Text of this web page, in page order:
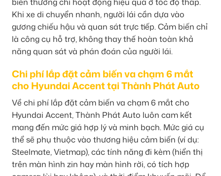
Khi xe di chuyển nhanh, người lái cần dựa vào
gương chiếu hậu và quan sát trực tiếp. Cảm biến chỉ
là công cụ hỗ trợ, không thay thế hoàn toàn khả
năng quan sát và phán đoán của người lái.
Chi phí lắp đặt cảm biến va chạm 6 mắt
cho Hyundai Accent tại Thành Phát Auto
Về chi phí lắp đặt cảm biến va chạm 6 mắt cho
Hyundai Accent, Thành Phát Auto luôn cam kết
mang đến mức giá hợp lý và minh bạch. Mức giá cụ
thể sẽ phụ thuộc vào thương hiệu cảm biến (ví dụ:
Steelmate, Vietmap), các tính năng đi kèm (hiển thị
trên màn hình zin hay màn hình rời, có tích hợp